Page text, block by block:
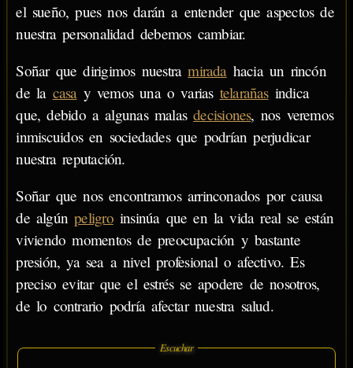
el sueño, pues nos darán a entender que aspectos de
nuestra personalidad debemos cambiar.
Soñar que dirigimos nuestramiradahacia un rincón
de la casay vemos una o varias telarañasindica
que, debido a algunas malasdecisiones, nos veremos
inmiscuidos en sociedades que podrían perjudicar
nuestra reputación.
Soñar que nos encontramos arrinconados por causa
de algúnpeligroinsinúa que en la vida real se están
viviendo momentos de preocupación y bastante
presión, ya sea a nivel profesional o afectivo. Es
preciso evitar que el estrés se apodere de nosotros,
de lo contrario podría afectar nuestra salud.
Escuchar